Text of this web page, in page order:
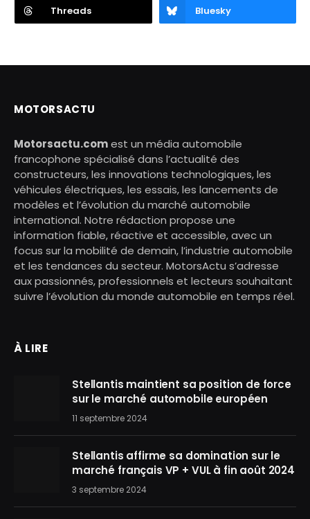
Threads Bluesky
MOTORSACTU
Motorsactu.comest un média automobile
francophone spécialisé dans l’actualité des
constructeurs, les innovations technologiques, les
véhicules électriques, les essais, les lancements de
modèles et l’évolution du marché automobile
international. Notre rédaction propose une
information fiable, réactive et accessible, avec un
focus sur la mobilité de demain, l’industrie automobile
et les tendances du secteur. MotorsActu s’adresse
aux passionnés, professionnels et lecteurs souhaitant
suivre l’évolution du monde automobile en temps réel.
À LIRE
Stellantis maintient sa position de force
sur le marché automobile européen
11 septembre 2024
Stellantis affirme sa domination sur le
marché français VP + VUL à fin août 2024
3 septembre 2024